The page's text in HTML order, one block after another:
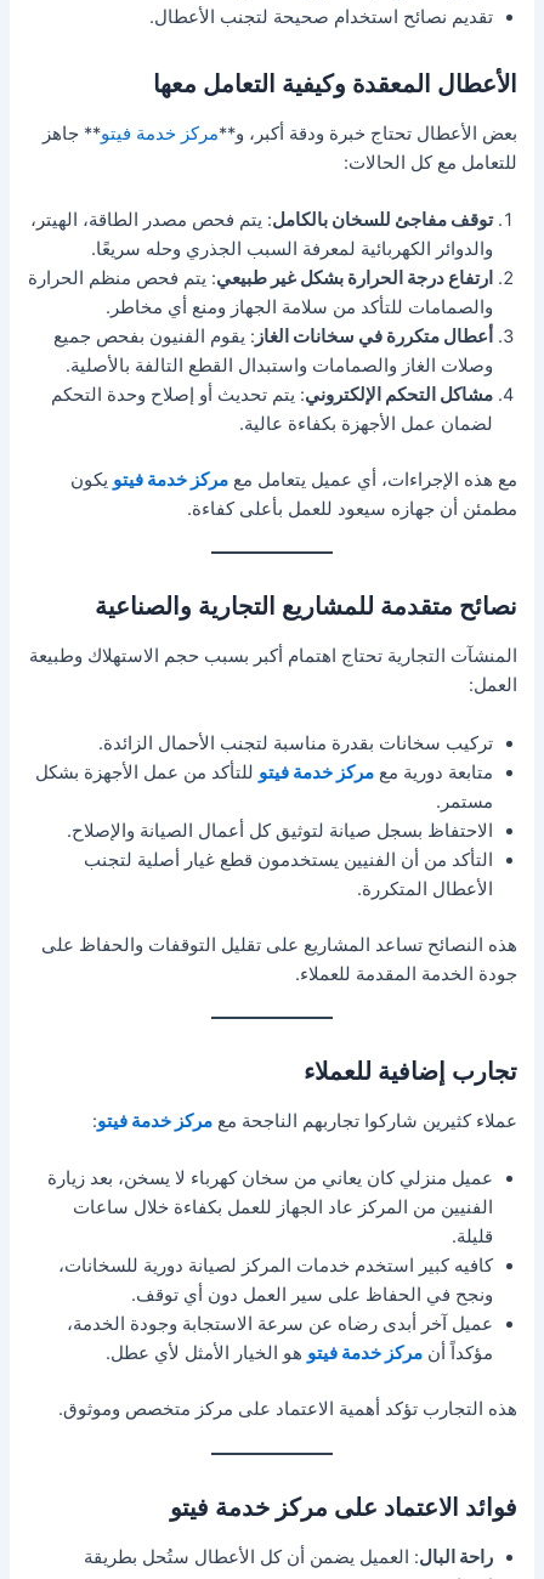
تقديم نصائح استخدام صحيحة لتجنب الأعطال.
الأعطال المعقدة وكيفية التعامل معها
بعض الأعطال تحتاج خبرة ودقة أكبر، و**مركز خدمة فيتو** جاهز
للتعامل مع كل الحالات:
توقف مفاجئ للسخان بالكامل: يتم فحص مصدر الطاقة، الهيتر،
والدوائر الكهربائية لمعرفة السبب الجذري وحله سريعًا.
ارتفاع درجة الحرارة بشكل غير طبيعي: يتم فحص منظم الحرارة
والصمامات للتأكد من سلامة الجهاز ومنع أي مخاطر.
أعطال متكررة في سخانات الغاز : يقوم الفنيون بفحص جميع
وصلات الغاز والصمامات واستبدال القطع التالفة بالأصلية.
مشاكل التحكم الإلكتروني: يتم تحديث أو إصلاح وحدة التحكم
لضمان عمل الأجهزة بكفاءة عالية.
مع هذه الإجراءات، أي عميل يتعامل معمركز خدمة فيتو يكون
مطمئن أن جهازه سيعود للعمل بأعلى كفاءة.
نصائح متقدمة للمشاريع التجارية والصناعية
المنشآت التجارية تحتاج اهتمام أكبر بسبب حجم الاستهلاك وطبيعة
العمل:
تركيب سخانات بقدرة مناسبة لتجنب الأحمال الزائدة.
متابعة دورية معمركز خدمة فيتو للتأكد من عمل الأجهزة بشكل
مستمر.
الاحتفاظ بسجل صيانة لتوثيق كل أعمال الصيانة والإصلاح.
التأكد من أن الفنيين يستخدمون قطع غيار أصلية لتجنب
الأعطال المتكررة.
هذه النصائح تساعد المشاريع على تقليل التوقفات والحفاظ على
جودة الخدمة المقدمة للعملاء.
تجارب إضافية للعملاء
عملاء كثيرين شاركوا تجاربهم الناجحة معمركز خدمة فيتو:
عميل منزلي كان يعاني من سخان كهرباء لا يسخن، بعد زيارة
الفنيين من المركز عاد الجهاز للعمل بكفاءة خلال ساعات
قليلة.
كافيه كبير استخدم خدمات المركز لصيانة دورية للسخانات،
ونجح في الحفاظ على سير العمل دون أي توقف.
عميل آخر أبدى رضاه عن سرعة الاستجابة وجودة الخدمة،
مؤكداً أنمركز خدمة فيتو هو الخيار الأمثل لأي عطل.
هذه التجارب تؤكد أهمية الاعتماد على مركز متخصص وموثوق.
فوائد الاعتماد على مركز خدمة فيتو
راحة البال: العميل يضمن أن كل الأعطال ستُحل بطريقة